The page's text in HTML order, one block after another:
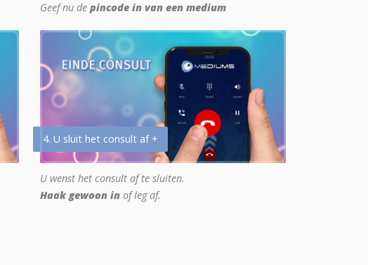
Geef nu de pincode in van een medium
4. U sluit het consult af +
U wenst het consult af te sluiten.
Haak gewoon in of leg af.